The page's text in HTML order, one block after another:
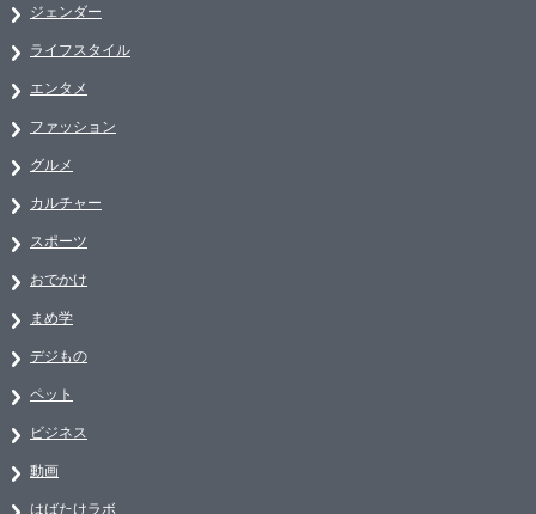
ジェンダー
ライフスタイル
エンタメ
ファッション
グルメ
カルチャー
スポーツ
おでかけ
まめ学
デジもの
ペット
ビジネス
動画
はばたけラボ